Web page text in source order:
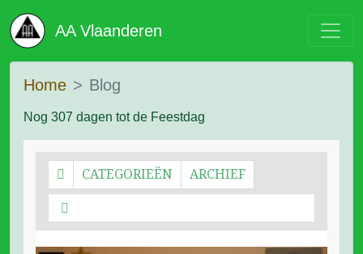
AA Vlaanderen
Home Blog
Nog 307 dagen tot de Feestdag
CATEGORIEËN ARCHIEF